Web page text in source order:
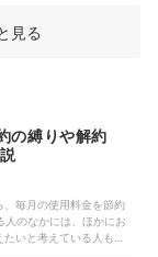
り安いほかの格安SIM
セット割の対象サービ
が、こちらは高画質の
しています。ただし、
る電波「プラチナバン
段階でまだつながりに
はサブ回線も併用しま
人にはおすすめの格安
動で料金が上がる点に
ます。サブ回線も検討し
かの格安SIMも検討して
限で使いたい人＜おす
10GB利用した際の料
ている人にもぴったりで
ガ10GBとも交換でき
目安の25Mbpsを上回
であるため「昼間は少
に通信速度低下の恐れ
魅力です。破損・水没・
償されます。このような
も稀でした。一方で、
見る
の縛りや解約
、毎月の使用料金を節約
のなかには、ほかにお
いと考えている人もい